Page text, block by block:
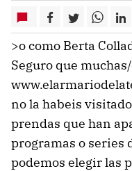
>o como Berta
Seguro que
no la habeis
prendas que han
programas o series
podemos elegir las